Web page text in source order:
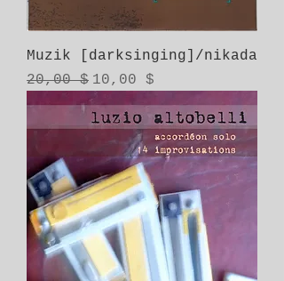
Muzik [darksinging]/nikada
Prix original
20,00 $ Prix promotionnel
10,00 $